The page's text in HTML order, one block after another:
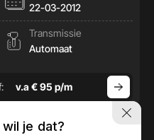
22-03-2012
Transmissie
Automaat
v.a € 95 p/m
je dat?